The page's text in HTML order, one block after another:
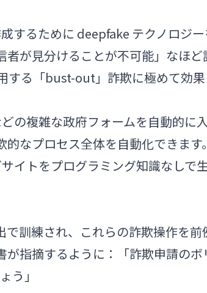
するために deepfake テクノロジー
者が見分けることが不可能」なほど
する「bust-out」詐欺に極めて効果
の複雑な政府フォームを自動的に
なプロセス全体を自動化できます。
イトをプログラミング知識なしで
訓練され、これらの詐欺操作を前
指摘するように：「詐欺申請のボ
う」